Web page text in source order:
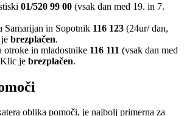
01/520 99 00 (vsak dan med 19. in 7.
Samarijan in Sopotnik 116 123 (24ur/ dan,
brezplačen.
otroke in mladostnike 116 111 (vsak dan med
je brezplačen.
oblika pomoči, je najbolj primerna za